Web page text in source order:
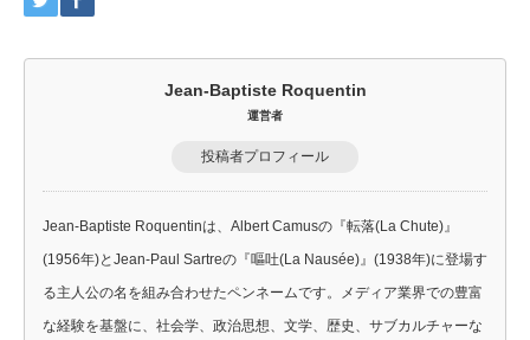
Jean-Baptiste Roquentin
運営者
投稿者プロフィール
Jean-Baptiste Roquentinは、Albert Camusの『転落(La Chute)』
(1956年)とJean-Paul Sartreの『嘔吐(La Nausée)』(1938年)に登場す
る主人公の名を組み合わせたペンネームです。メディア業界での豊富
な経験を基盤に、社会学、政治思想、文学、歴史、サブカルチャーな